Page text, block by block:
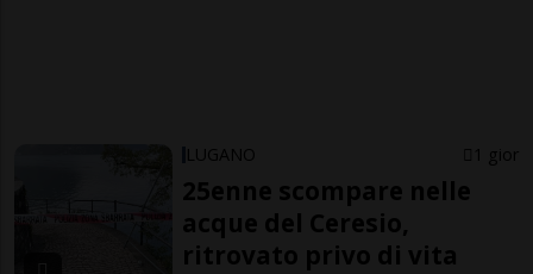
LUGANO 1 gior
25enne scompare nelle
acque del Ceresio,
ritrovato privo di vita